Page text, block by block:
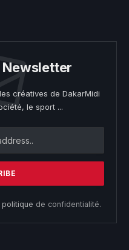
créatives de DakarMidi
le sport ...
politique de confidentialité.